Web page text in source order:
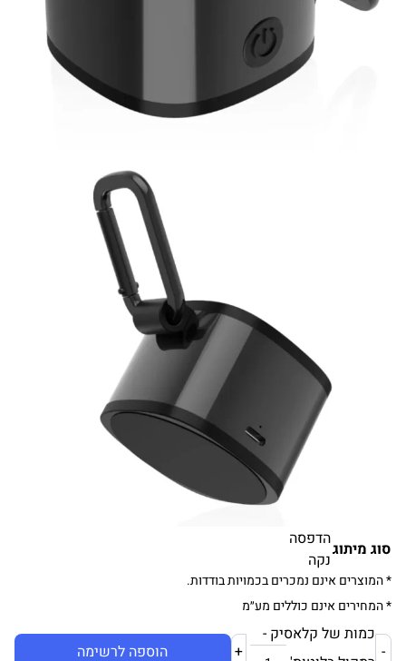
סוג מיתוג הדפסה
נקה
* המוצרים אינם נמכרים בכמויות בודדות.
* המחירים אינם כוללים מע״מ
כמות של קלאסיק -
+ הוספה לרשימה